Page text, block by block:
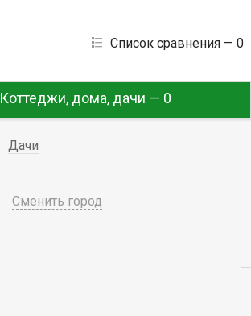
Список сравнения — 0
Коттеджи, дома, дачи — 0
Дачи
Сменить город